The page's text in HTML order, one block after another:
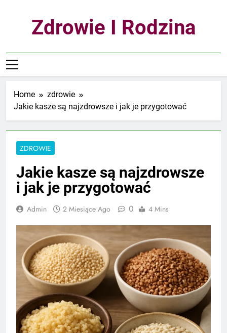
Zdrowie I Rodzina
Home
zdrowie
Jakie kasze są najzdrowsze i jak je przygotować
ZDROWIE
Jakie kasze są najzdrowsze
i jak je przygotować
Admin 2 Miesiące Ago 0 4 Mins